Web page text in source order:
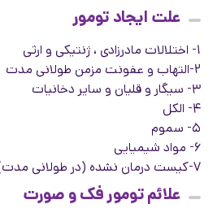
علت ایجاد تومور
۱- اختلالات مادرزادی ، ژنتیکی و ارثی
۲-التهاب و عفونت مزمن طولانی مدت
۳- سیگار و قلیان و سایر دخانیات
۴- الکل
۵- سموم
۶- مواد شیمیایی
۷-کیست درمان نشده (در طولانی مدت)
علائم تومور فک و صورت